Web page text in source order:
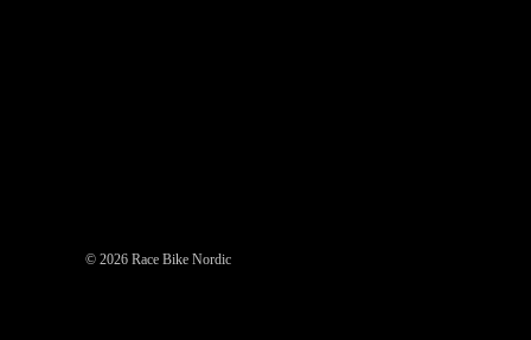
© 2026 Race Bike Nordic